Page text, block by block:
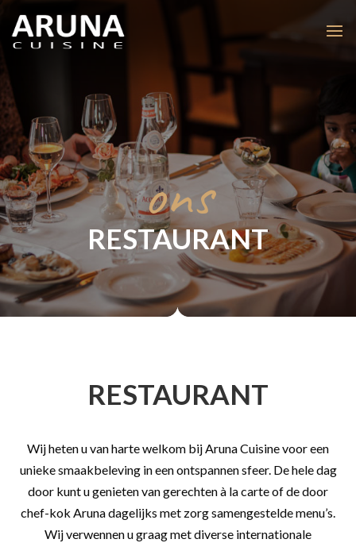
ons
RESTAURANT
RESTAURANT
Wij heten u van harte welkom bij Aruna Cuisine voor een
unieke smaakbeleving in een ontspannen sfeer. De hele dag
door kunt u genieten van gerechten à la carte of de door
chef-kok Aruna dagelijks met zorg samengestelde menu’s.
Wij verwennen u graag met diverse internationale